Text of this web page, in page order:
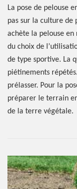
La pose de pelouse
pas sur la culture de
achète la pelouse en
du choix de
de type sportive. La
piétinements
prélasser. Pour la
préparer le terrain
de la terre végétale.